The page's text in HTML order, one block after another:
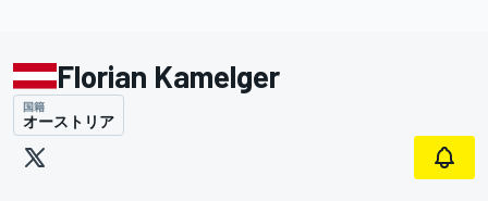
Florian Kamelger
国籍
オーストリア